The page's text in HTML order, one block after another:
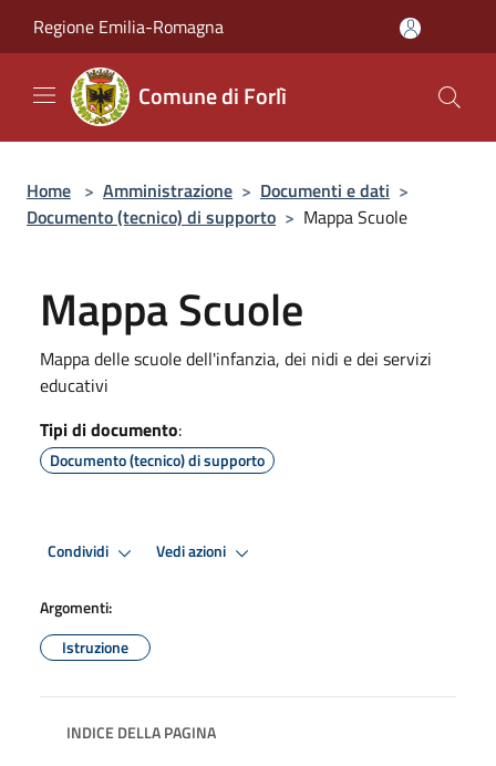
Regione Emilia-Romagna
Comune di Forlì
Home > Amministrazione > Documenti e dati >
Documento (tecnico) di supporto > Mappa Scuole
Mappa Scuole
Mappa delle scuole dell'infanzia, dei nidi e dei servizi
educativi
Tipi di documento:
Documento (tecnico) di supporto
Condividi Vedi azioni
Argomenti:
Istruzione
INDICE DELLA PAGINA